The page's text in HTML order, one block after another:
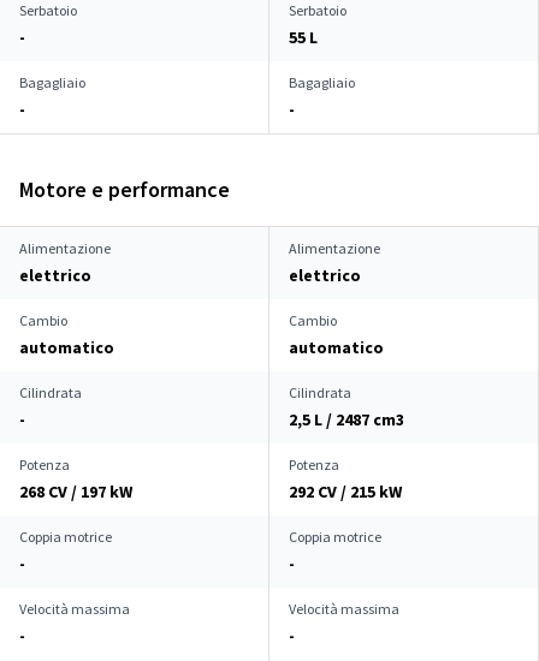
Serbatoio
-
Serbatoio
55 L
Bagagliaio
-
Bagagliaio
-
Motore e performance
Alimentazione
elettrico
Alimentazione
elettrico
Cambio
automatico
Cambio
automatico
Cilindrata
-
Cilindrata
2,5 L / 2487 cm3
Potenza
268 CV / 197 kW
Potenza
292 CV / 215 kW
Coppia motrice
-
Coppia motrice
-
Velocità massima
-
Velocità massima
-